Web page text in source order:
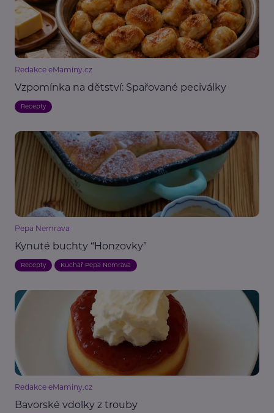
Redakce eMaminy.cz
Vzpomínka na dětství: Spařované peciválky
Recepty
Pepa Nemrava
Kynuté buchty “Honzovky”
Recepty Kuchař Pepa Nemrava
Redakce eMaminy.cz
Bavorské vdolky z trouby